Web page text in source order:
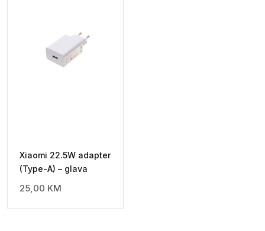
Xiaomi 22.5W adapter
(Type-A) – glava
25,00 KM